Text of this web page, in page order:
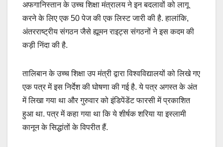
अफगानिस्तान के उच्च शिक्षा मंत्रालय ने इन बदलावों को लागू
करने के लिए एक 50 पेज की एक लिस्ट जारी की है. हालांकि,
अंतरराष्ट्रीय संगठन जैसे ह्यूमन राइट्स संगठनों ने इस कदम की
कड़ी निंदा की है.
तालिबान के उच्च शिक्षा उप मंत्री द्वारा विश्वविद्यालयों को लिखे गए
एक पत्र में इस निर्देश की घोषणा की गई है. ये पत्र अगस्त के अंत
में लिखा गया था और गुरुवार को इंडिपेंडेंट फारसी में प्रकाशित
हुआ था. पत्र में कहा गया था कि ये शीर्षक शरिया या इस्लामी
कानून के सिद्धांतों के विपरीत हैं.